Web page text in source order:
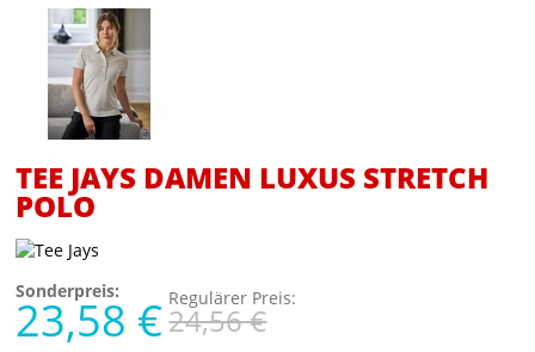
TEE JAYS DAMEN LUXUS STRETCH
POLO
Sonderpreis:
23,58 € Regulärer Preis:
24,56 €